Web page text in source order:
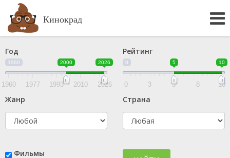
Кинокрад
Год
1960 2000 2026
1960 1977 1993 2010 2026
Рейтинг
0 5 10
0 3 5 8 10
Жанр Страна
Фильмы